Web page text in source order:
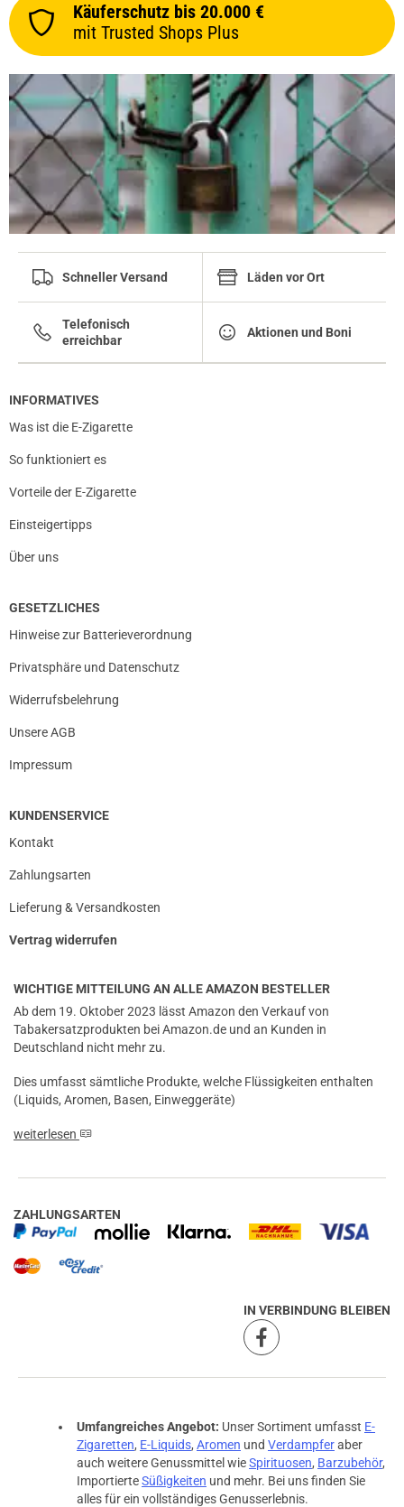
next
Käuferschutz bis 20.000 €
mit Trusted Shops Plus
Schneller Versand Läden vor Ort
Telefonisch
erreichbar
Aktionen und Boni
INFORMATIVES
Was ist die E-Zigarette
So funktioniert es
Vorteile der E-Zigarette
Einsteigertipps
Über uns
GESETZLICHES
Hinweise zur Batterieverordnung
Privatsphäre und Datenschutz
Widerrufsbelehrung
Unsere AGB
Impressum
KUNDENSERVICE
Kontakt
Zahlungsarten
Lieferung & Versandkosten
Vertrag widerrufen
WICHTIGE MITTEILUNG AN ALLE AMAZON BESTELLER
Ab dem 19. Oktober 2023 lässt Amazon den Verkauf von
Tabakersatzprodukten bei Amazon.de und an Kunden in
Deutschland nicht mehr zu.
Dies umfasst sämtliche Produkte, welche Flüssigkeiten enthalten
(Liquids, Aromen, Basen, Einweggeräte)
weiterlesen
ZAHLUNGSARTEN
IN VERBINDUNG BLEIBEN
Umfangreiches Angebot: Unser Sortiment umfasst E-
Zigaretten, E-Liquids, Aromen und Verdampferaber
auch weitere Genussmittel wieSpirituosen, Barzubehör,
ImportierteSüßigkeiten und mehr. Bei uns finden Sie
alles für ein vollständiges Genusserlebnis.